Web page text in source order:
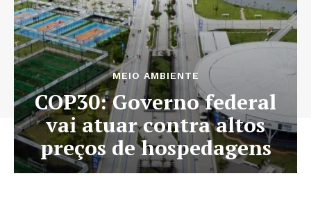
MEIO AMBIENTE
COP30: Governo federal
vai atuar contra altos
preços de hospedagens